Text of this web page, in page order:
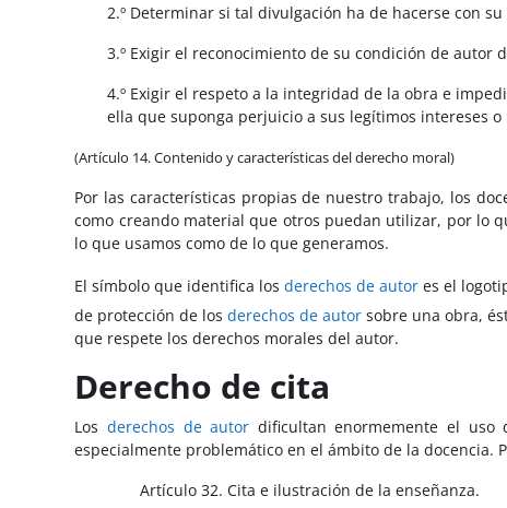
2.º Determinar si tal divulgación ha de hacerse con
3.º Exigir el reconocimiento de su condición de autor
4.º Exigir el respeto a la integridad de la obra e
ella que suponga perjuicio a sus legítimos intereses
(Artículo 14. Contenido y características del derecho moral)
Por las características propias de nuestro trabajo, los
como creando material que otros puedan utilizar, por lo
lo que usamos como de lo que generamos.
El símbolo que identifica losderechos de autor es el
de protección de losderechos de autor sobre una obra,
que respete los derechos morales del autor.
Derecho de cita
Los derechos de autor dificultan enormemente el
especialmente problemático en el ámbito de la
Artículo 32. Cita e ilustración de la enseñanza.